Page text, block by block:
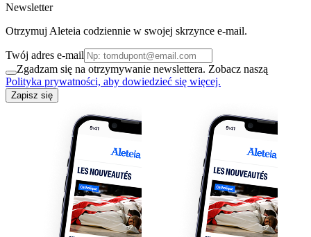
Newsletter
Otrzymuj Aleteia codziennie w swojej skrzynce e-mail.
Twój adres e-mail
Zgadzam się na otrzymywanie newslettera. Zobacz naszą
Polityka prywatności, aby dowiedzieć się więcej.
Zapisz się